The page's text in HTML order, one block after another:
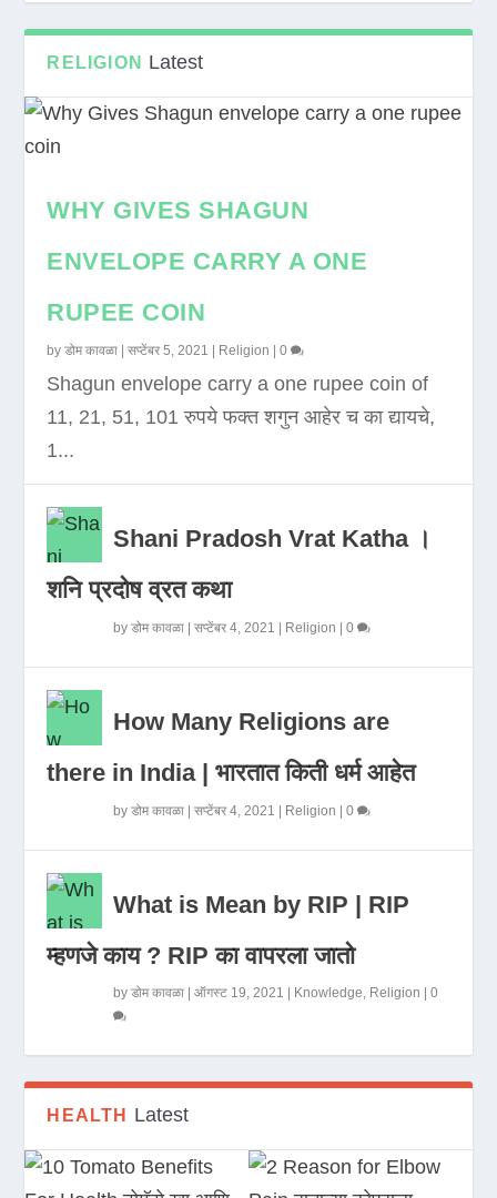
RELIGION Latest
WHY GIVES SHAGUN
ENVELOPE CARRY A ONE
RUPEE COIN
byडोम कावळा |सप्टेंबर 5, 2021 Religion |0
Shagun envelope carry a one rupee coin of
11, 21, 51, 101 रुपये फक्त शगुन आहेर च का द्यायचे,
1...
Shani Pradosh Vrat Katha ।
शनि प्रदोष व्रत कथा
byडोम कावळा |सप्टेंबर 4, 2021 Religion |0
How Many Religions are
there in India | भारतात किती धर्म आहेत
byडोम कावळा |सप्टेंबर 4, 2021 Religion |0
What is Mean by RIP | RIP
म्हणजे काय ? RIP का वापरला जातो
byडोम कावळा |ऑगस्ट 19, 2021 Knowledge, Religion |0
HEALTH Latest